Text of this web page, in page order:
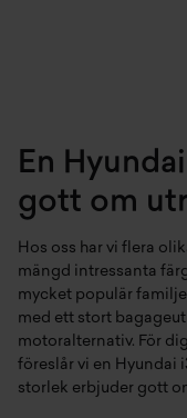
En
gott om
Hos oss har vi flera
mängd intressanta
mycket populär
med ett stort
motoralternativ. För
föreslår vi en Hyundai
storlek erbjuder gott